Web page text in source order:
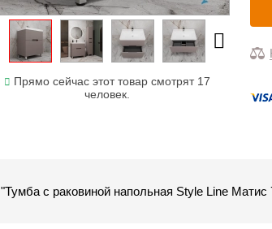
Прямо сейчас этот товар смотрят 17
человек.
"Тумба с раковиной напольная Style Line